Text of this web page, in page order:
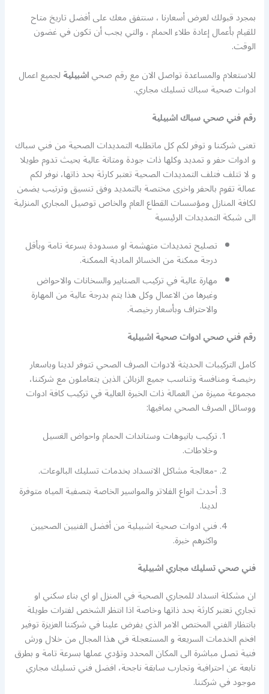
بمجرد قبولك لعرض أسعارنا ، سنتفق معك على أفضل تاريخ متاح
للقيام بأعمال إعادة طلاء الحمام ، والتي يجب أن تكون في غضون
الوقت.
للاستعلام والمساعدة تواصل الان مع رقم صحياشبيليةلجميع اعمال
ادوات صحية سباك تسليك مجاري.
رقم فني صحي سباك اشبيلية
تعنى شركتنا و توفر لكم كل ماتطلبه التمديدات الصحية من فني سباك
و ادوات حفر و تمديد وكلها ذات جودة ومتانة عالية بحيث تدوم طويلا
و لا تتلف فتلف التمديدات الصحية تعتبر كارثة بحد ذاتها، نوفر لكم
عمالة تقوم بالحفر واخرى مختصة بالتمديد وفق تنسيق وترتيب يضمن
لكافة المنازل ومؤسسات القطاع العام والخاص توصيل المجاري المنزلية
الى شبكة التمديدات الرئيسية
تصليح تمديدات متهشمة او مسدودة بسرعة تامة وبأقل
درجة ممكنة من الخسائر المادية الممكنة.
مهارة عالية في تركيب الصنابير والسخانات والاحواض
وغيرها من الاعمال وكل هذا يتم بدرجة عالية من المهارة
والاحتراف وبأسعار رخيصة.
رقم فني صحي ادوات صحية اشبيلية
كامل التركيبات الحديثة لادوات الصرف الصحي تتوفر لدينا وباسعار
رخيصة ومنافسة وتناسب جميع الزبائن الذين يتعاملون مع شركتنا،
مجموعة مميزة من العمالة ذات الخبرة العالية في تركيب كافة ادوات
ووسائل الصرف الصحي بمافيها:
تركيب بانيوهات وستاندات الحمام واحواض الغسيل
وخلاطات.
-معالجة مشاكل الانسداد بخدمات تسليك البالوعات.
أحدث انواع الفلاتر والمواسير الخاصة بتصفية المياه متوفرة
لدينا.
فني ادوات صحية اشبيلية من أفضل الفنيين الصحيين
واكثرهم خبرة.
فني صحي تسليك مجاري اشبيلية
ان مشكلة انسداد للمجاري الصحية في المنزل او اي بناء سكني او
تجاري تعتبر كارثة بحد ذاتها وخاصة اذا انتظر الشخص لفترات طويلة
بانتظار الفني المختص الامر الذي يفرض علينا في شركتنا العزيزة توفير
افخم الخدمات السريعة و المستعجلة في هذا المجال من خلال ورش
فنية تصل مباشرة الى المكان المحدد وتؤدي عملها بسرعة تامة و بطرق
نابعة عن احترافية وتجارب سابقة ناجحة، افضل فني تسليك مجاري
موجود في شركتنا.